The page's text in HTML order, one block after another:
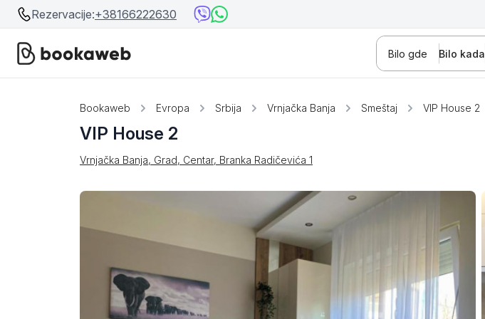
Rezervacije:+38166222630
Bilo gde Bilo kada
Bosna i Hercegovina
Crna Gora
Srbija
Beograd
Banja Koviljača Sokobanja
Srebrno jezero Tara Stara planina
Prolom Banja Kragujevac Ždrelo
Užice Bajina Bašta Kraljevo
Bookaweb Evropa Srbija Vrnjačka Banja Smeštaj VIP House 2
VIP House 2
Vrnjačka Banja, Grad, Centar, Branka Radičevića 1